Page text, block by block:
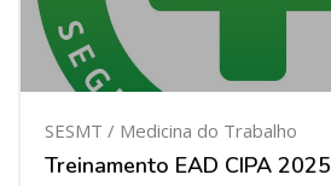
SESMT / Medicina do Trabalho
Treinamento EAD CIPA 2025